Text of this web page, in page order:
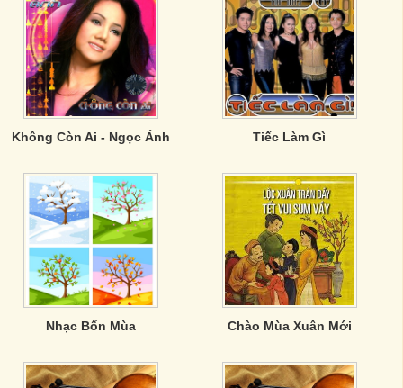
Không Còn Ai - Ngọc Ánh Tiếc Làm Gì
Nhạc Bốn Mùa Chào Mùa Xuân Mới